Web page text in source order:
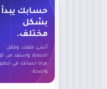
حسابك يبدأ
بشكل
مختلف.
أنشئ ملفك، وفعّل
الحماية، واستفد من
مزايا حسابك في
واضحة.